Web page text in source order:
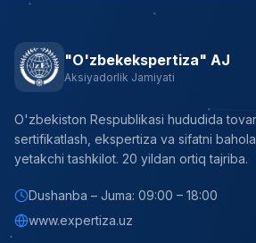
"O'zbekekspertiza" AJ
Aksiyadorlik Jamiyati
O'zbekiston Respublikasi hududida
sertifikatlash, ekspertiza va sifatni
yetakchi tashkilot. 20 yildan ortiq tajriba.
Dushanba – Juma: 09:00 – 18:00
www.expertiza.uz